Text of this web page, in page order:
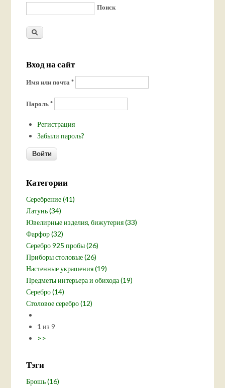
Поиск
Вход на сайт
Имя или почта*
Пароль*
Регистрация
Забыли пароль?
Категории
Серебрение (41)
Латунь (34)
Ювелирные изделия, бижутерия (33)
Фарфор (32)
Серебро 925 пробы (26)
Приборы столовые (26)
Настенные украшения (19)
Предметы интерьера и обихода (19)
Серебро (14)
Столовое серебро (12)
1 из 9
>>
Тэги
Брошь (16)